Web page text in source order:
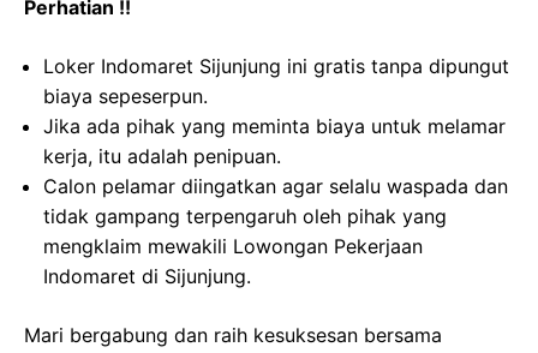
Perhatian !!
Loker Indomaret Sijunjung ini gratis tanpa dipungut
biaya sepeserpun.
Jika ada pihak yang meminta biaya untuk melamar
kerja, itu adalah penipuan.
Calon pelamar diingatkan agar selalu waspada dan
tidak gampang terpengaruh oleh pihak yang
mengklaim mewakili Lowongan Pekerjaan
Indomaret di Sijunjung.
Mari bergabung dan raih kesuksesan bersama